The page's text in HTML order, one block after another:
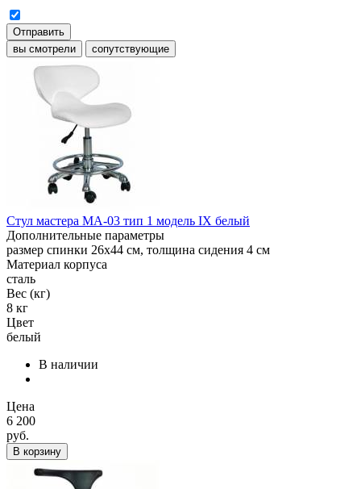
Отправить
вы смотрели
сопутствующие
Стул мастера МА-03 тип 1 модель IX белый
Дополнительные параметры
размер спинки 26х44 см, толщина сидения 4 см
Материал корпуса
сталь
Вес (кг)
8 кг
Цвет
белый
В наличии
Цена
6 200
руб.
В корзину